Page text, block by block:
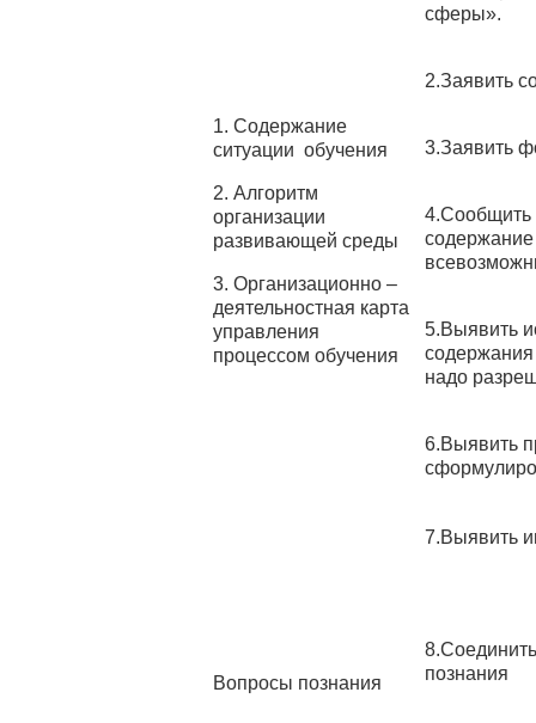
1. Содержание
ситуации обучения
2. Алгоритм
организации
развивающей среды
3. Организационно –
деятельностная карта
управления
процессом обучения
сферы».
2.Заявить
3.Заявить
4.Сообщить
содержание
5.Выявить
содержания
надо
6.Выявить
7.Выявить
Вопросы познания
познания